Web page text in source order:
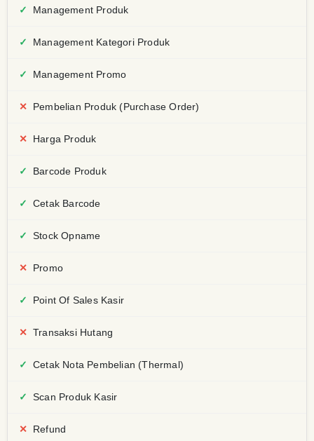
Management Produk
Management Kategori Produk
Management Promo
Pembelian Produk (Purchase Order)
Harga Produk
Barcode Produk
Cetak Barcode
Stock Opname
Promo
Point Of Sales Kasir
Transaksi Hutang
Cetak Nota Pembelian (Thermal)
Scan Produk Kasir
Refund